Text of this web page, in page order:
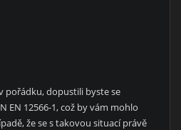
pořádku, dopustili byste se
EN 12566-1, což by vám mohlo
že se s takovou situací právě